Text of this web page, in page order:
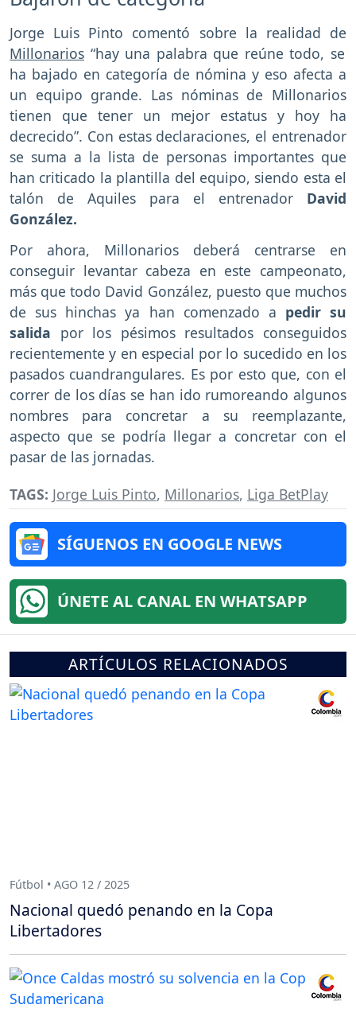
Jorge Luis Pinto comentó sobre la realidad de
Millonarios “hay una palabra que reúne todo, se
ha bajado en categoría de nómina y eso afecta a
un equipo grande. Las nóminas de Millonarios
tienen que tener un mejor estatus y hoy ha
decrecido”. Con estas declaraciones, el entrenador
se suma a la lista de personas importantes que
han criticado la plantilla del equipo, siendo esta el
talón de Aquiles para el entrenador David
González.
Por ahora, Millonarios deberá centrarse en
conseguir levantar cabeza en este campeonato,
más que todo David González, puesto que muchos
de sus hinchas ya han comenzado a pedir su
salida por los pésimos resultados conseguidos
recientemente y en especial por lo sucedido en los
pasados cuandrangulares. Es por esto que, con el
correr de los días se han ido rumoreando algunos
nombres para concretar a su reemplazante,
aspecto que se podría llegar a concretar con el
pasar de las jornadas.
TAGS: Jorge Luis Pinto, Millonarios, Liga BetPlay
SÍGUENOS EN GOOGLE NEWS
ÚNETE AL CANAL EN WHATSAPP
ARTÍCULOS RELACIONADOS
Fútbol • AGO 12 / 2025
Nacional quedó penando en la Copa
Libertadores